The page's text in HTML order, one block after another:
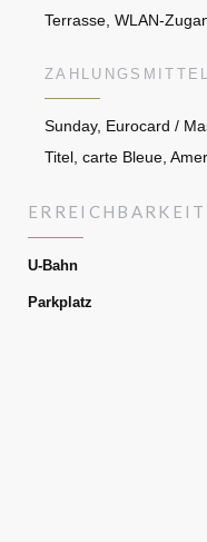
Terrasse, WLAN-
ZAHLUNGSMITTEL
Sunday, Eurocard /
Titel, carte Bleue,
ERREICHBARKEIT
U-Bahn
Parkplatz